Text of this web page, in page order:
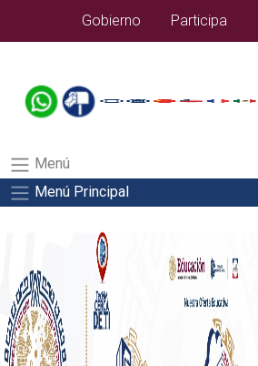
docentes/pdfSalida del comando:
Gobierno Participa
Menú
Menú Principal